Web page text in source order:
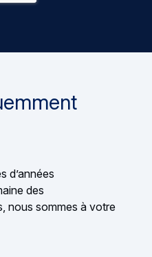
d’années
des
nous sommes à votre